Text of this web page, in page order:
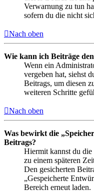
Verwarnung zu tun
sofern du die nicht
Nach oben
Wie kann ich Beiträge
Wenn ein
vergeben hat, siehst
Beitrags, um diesen
weiteren Schritte
Nach oben
Was bewirkt die
Beitrags?
Hiermit kannst du die
zu einem späteren
Den gesicherten
„Gespeicherte
Bereich erneut laden.